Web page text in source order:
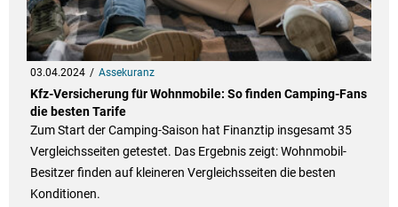
03.04.2024 Assekuranz
Kfz-Versicherung für Wohnmobile: So finden Camping-Fans
die besten Tarife
Zum Start der Camping-Saison hat Finanztip insgesamt 35
Vergleichsseiten getestet. Das Ergebnis zeigt: Wohnmobil-
Besitzer finden auf kleineren Vergleichsseiten die besten
Konditionen.